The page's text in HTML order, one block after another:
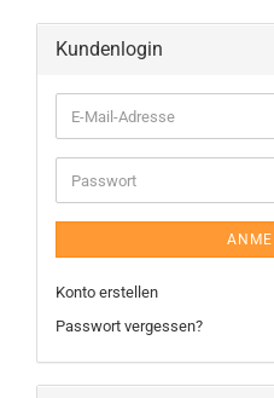
Kundenlogin
Konto erstellen
Passwort vergessen?